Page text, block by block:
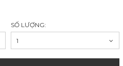
SỐ LƯỢNG:
1